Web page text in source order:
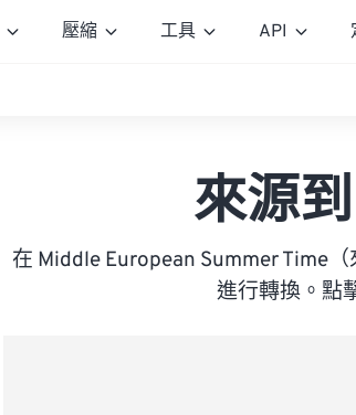
壓縮 工具 API
來源
在 Middle European Summer Time
進行轉換。點